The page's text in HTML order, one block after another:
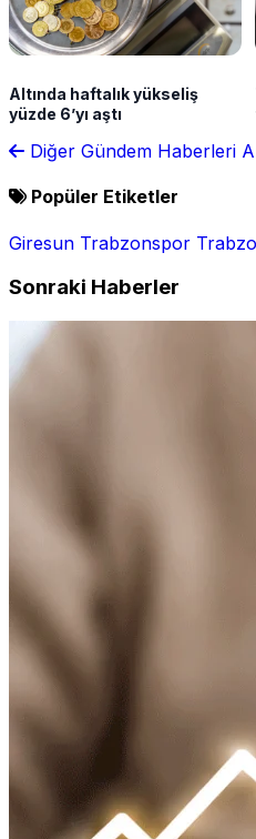
Altında haftalık yükseliş
yüzde 6’yı aştı
Diğer Gündem Haberleri
Popüler Etiketler
Giresun Trabzonspor
Sonraki Haberler